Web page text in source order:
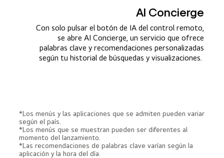
AI Concierge
Con solo pulsar el botón de IA del control remoto,
se abre AI Concierge, un servicio que ofrece
palabras clave y recomendaciones personalizadas
según tu historial de búsquedas y visualizaciones.
*Los menús y las aplicaciones que se admiten pueden variar
según el país.
*Los menús que se muestran pueden ser diferentes al
momento del lanzamiento.
*Las recomendaciones de palabras clave varían según la
aplicación y la hora del día.